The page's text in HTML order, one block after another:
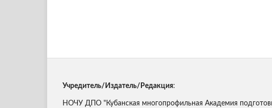
Учредитель/Издатель/Редакция:
НОЧУ ДПО "Кубанская многопрофильная Академия